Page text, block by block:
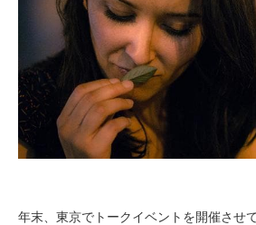
年末、東京でトークイベントを開催させ